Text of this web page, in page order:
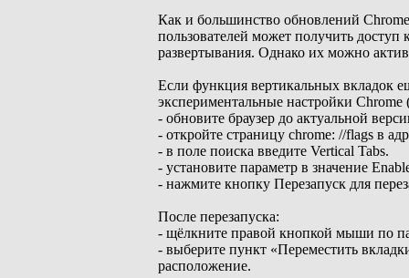
Как и большинство обновлений
пользователей может получить доступ
развертывания. Однако их можно
Если функция вертикальных вкладок
экспериментальные настройки Chrome
- обновите браузер до актуальной
- откройте страницу chrome: //flags в
- в поле поиска введите Vertical Tabs.
- установите параметр в значение
- нажмите кнопку Перезапуск для
После перезапуска:
- щёлкните правой кнопкой мыши по
- выберите пункт «Переместить
расположение.